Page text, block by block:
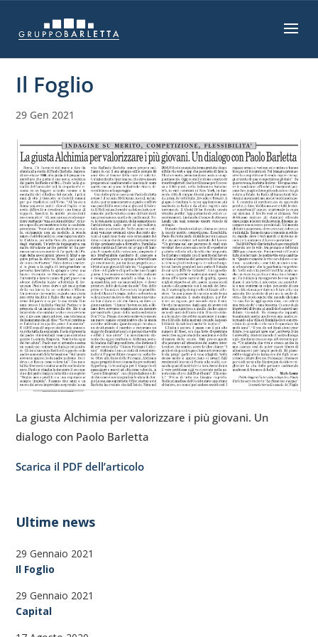
Il Foglio
29 Gen 2021
La giusta Alchimia per valorizzare i più giovani. Un
dialogo con Paolo Barletta
Scarica il PDF dell’articolo
Ultime news
Il Foglio
29 Gennaio 2021
Capital
29 Gennaio 2021